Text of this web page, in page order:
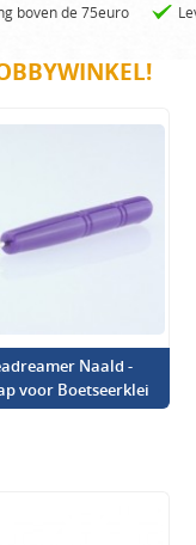
boven de 75euro
Naald -
voor Boetseerklei